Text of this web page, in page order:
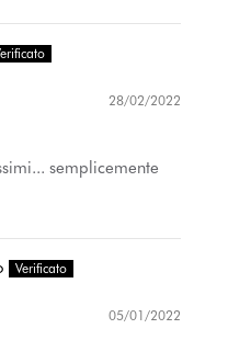
28/02/2022
semplicemente
05/01/2022